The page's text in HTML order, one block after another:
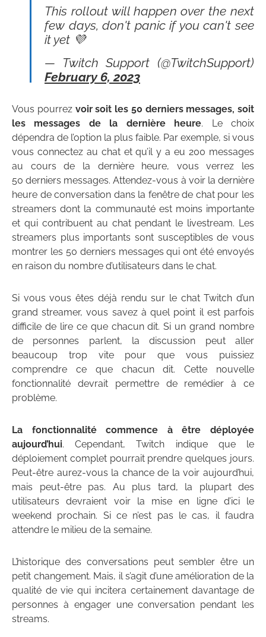
This rollout will happen over the next
few days, don't panic if you can't see
it yet 💜
— Twitch Support (@TwitchSupport)
February 6, 2023
Vous pourrez voir soit les 50 derniers messages, soit
les messages de la dernière heure. Le choix
dépendra de l’option la plus faible. Par exemple, si vous
vous connectez au chat et qu’il y a eu 200 messages
au cours de la dernière heure, vous verrez les
50 derniers messages. Attendez-vous à voir la dernière
heure de conversation dans la fenêtre de chat pour les
streamers dont la communauté est moins importante
et qui contribuent au chat pendant le livestream. Les
streamers plus importants sont susceptibles de vous
montrer les 50 derniers messages qui ont été envoyés
en raison du nombre d’utilisateurs dans le chat.
Si vous vous êtes déjà rendu sur le chat Twitch d’un
grand streamer, vous savez à quel point il est parfois
difficile de lire ce que chacun dit. Si un grand nombre
de personnes parlent, la discussion peut aller
beaucoup trop vite pour que vous puissiez
comprendre ce que chacun dit. Cette nouvelle
fonctionnalité devrait permettre de remédier à ce
problème.
La fonctionnalité commence à être déployée
aujourd’hui. Cependant, Twitch indique que le
déploiement complet pourrait prendre quelques jours.
Peut-être aurez-vous la chance de la voir aujourd’hui,
mais peut-être pas. Au plus tard, la plupart des
utilisateurs devraient voir la mise en ligne d’ici le
weekend prochain. Si ce n’est pas le cas, il faudra
attendre le milieu de la semaine.
L’historique des conversations peut sembler être un
petit changement. Mais, il s’agit d’une amélioration de la
qualité de vie qui incitera certainement davantage de
personnes à engager une conversation pendant les
streams.